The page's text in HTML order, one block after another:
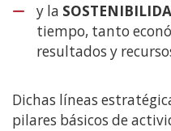
y la
tiempo, tanto
resultados y
Dichas líneas
pilares básicos de